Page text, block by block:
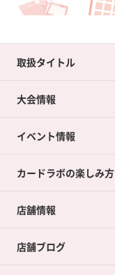
取扱タイトル
大会情報
イベント情報
カードラボの楽しみ方
店舗情報
店舗ブログ